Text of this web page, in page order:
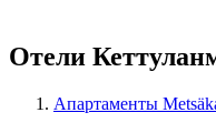
Отели
Апартаменты